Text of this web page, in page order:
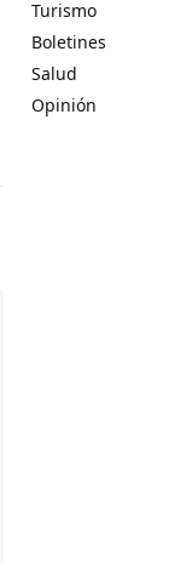
Turismo
Boletines
Salud
Opinión